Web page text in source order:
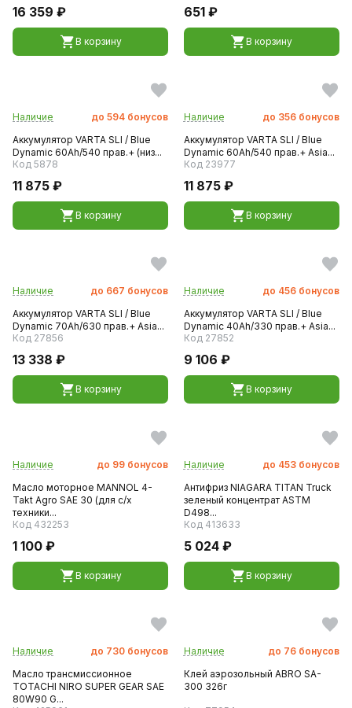
16 359 ₽
В корзину
651 ₽
В корзину
Наличие до 594 бонусов
Аккумулятор VARTA SLI / Blue
Dynamic 60Ah/540 прав.+ (низ...
Код 5878
11 875 ₽
В корзину
Наличие до 356 бонусов
Аккумулятор VARTA SLI / Blue
Dynamic 60Ah/540 прав.+ Asia...
Код 23977
11 875 ₽
В корзину
Наличие до 667 бонусов
Аккумулятор VARTA SLI / Blue
Dynamic 70Ah/630 прав.+ Asia...
Код 27856
13 338 ₽
В корзину
Наличие до 456 бонусов
Аккумулятор VARTA SLI / Blue
Dynamic 40Ah/330 прав.+ Asia...
Код 27852
9 106 ₽
В корзину
Наличие до 99 бонусов
Масло моторное MANNOL 4-
Takt Agro SAE 30 (для с/х
техники...
Код 432253
1 100 ₽
В корзину
Наличие до 453 бонусов
Антифриз NIAGARA TITAN Truck
зеленый концентрат ASTM
D498...
Код 413633
5 024 ₽
В корзину
Наличие до 730 бонусов
Масло трансмиссионное
TOTACHI NIRO SUPER GEAR SAE
80W90 G...
Наличие до 76 бонусов
Клей аэрозольный ABRO SA-
300 326г